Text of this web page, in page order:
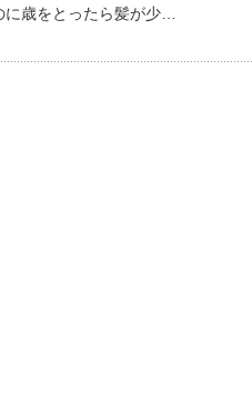
歳をとったら髪が少…